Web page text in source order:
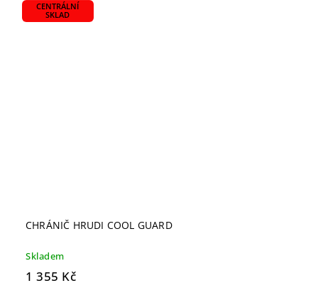
CENTRÁLNÍ
SKLAD
CHRÁNIČ HRUDI COOL GUARD
Skladem
1 355 Kč